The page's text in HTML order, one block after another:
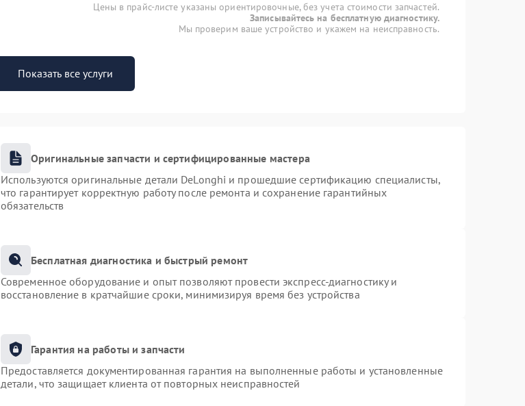
Цены в прайс-листе указаны ориентировочные, без учета стоимости запчастей.
Записывайтесь на бесплатную диагностику.
Мы проверим ваше устройство и укажем на неисправность.
Показать все услуги
Оригинальные запчасти и сертифицированные мастера
Используются оригинальные детали DeLonghi и прошедшие сертификацию специалисты,
что гарантирует корректную работу после ремонта и сохранение гарантийных
обязательств
Бесплатная диагностика и быстрый ремонт
Современное оборудование и опыт позволяют провести экспресс-диагностику и
восстановление в кратчайшие сроки, минимизируя время без устройства
Гарантия на работы и запчасти
Предоставляется документированная гарантия на выполненные работы и установленные
детали, что защищает клиента от повторных неисправностей